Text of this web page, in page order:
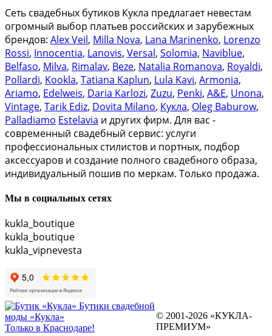
Сеть свадебных бутиков Кукла предлагает невестам
огромный выбор платьев российских и зарубежных
брендов: Alex Veil, Milla Nova, Lana Marinenko, Lorenzo
Rossi, Innocentia, Lanovis, Versal, Solomia, Naviblue,
Belfaso, Milva, Rimalav, Beze, Natalia Romanova, Royaldi,
Pollardi, Kookla, Tatiana Kaplun, Lula Kavi, Armonia,
Ariamo, Edelweis, Daria Karlozi, Zuzu, Penki, A&Е, Unona,
Vintage, Tarik Ediz, Dovita Milano, Кукла, Oleg Baburow,
Palladiamo Estelavia и других фирм. Для вас -
современный свадебный сервис: услуги
профессиональных стилистов и портных, подбор
аксессуаров и создание полного свадебного образа,
индивидуальный пошив по меркам. Только продажа.
Мы в социальных сетях
kukla_boutique
kukla_boutique
kukla_vipnevesta
Бутики свадебной
моды «Кукла»
Только в Краснодаре!
© 2001-2026 «КУКЛА-
ПРЕМИУМ»